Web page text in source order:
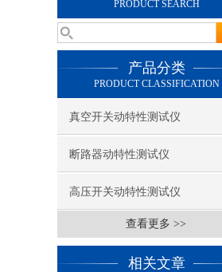
PRODUCT SEARCH
产品分类
PRODUCT CLASSIFICATION
真空开关动特性测试仪
断路器动特性测试仪
高压开关动特性测试仪
查看更多 >>
相关文章